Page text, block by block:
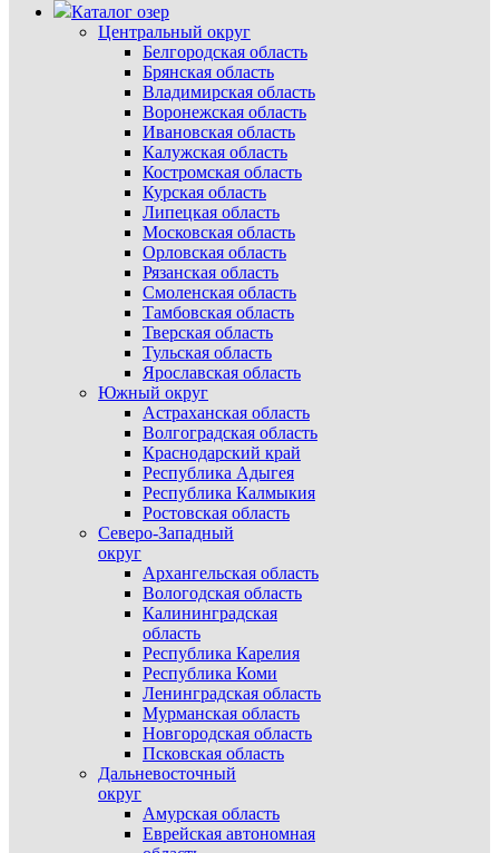
Каталог озер
Центральный округ
Белгородская область
Брянская область
Владимирская область
Воронежская область
Ивановская область
Калужская область
Костромская область
Курская область
Липецкая область
Московская область
Орловская область
Рязанская область
Смоленская область
Тамбовская область
Тверская область
Тульская область
Ярославская область
Южный округ
Астраханская область
Волгоградская область
Краснодарский край
Республика Адыгея
Республика Калмыкия
Ростовская область
Северо-Западный
округ
Архангельская область
Вологодская область
Калининградская
область
Республика Карелия
Республика Коми
Ленинградская область
Мурманская область
Новгородская область
Псковская область
Дальневосточный
округ
Амурская область
Еврейская автономная